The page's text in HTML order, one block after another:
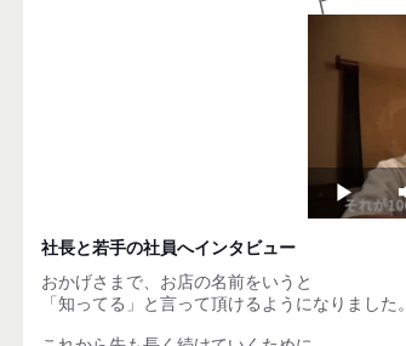
Play
社長と若手の社員へインタビュー
おかげさまで、お店の名前をいうと
「知ってる」と言って頂けるようになりました。